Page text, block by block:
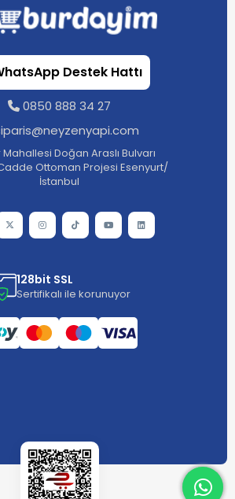
Destek Hattı
0850 888 34 27
Doğan Araslı Bulvarı
Ottoman Projesi Esenyurt/
İstanbul
128bit SSL
Sertifikalı ile korunuyor